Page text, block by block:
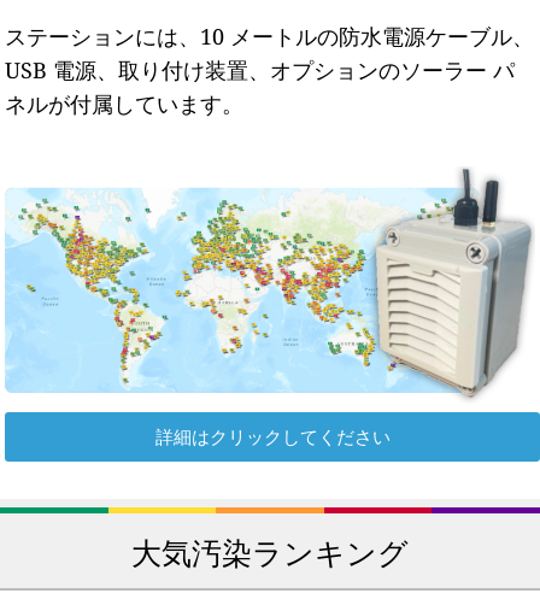
ステーションには、10 メートルの防水電源ケーブル、
USB 電源、取り付け装置、オプションのソーラー パ
ネルが付属しています。
詳細はクリックしてください
大気汚染ランキング